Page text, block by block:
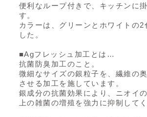
便利なループ付きで、キッチンに
す。
カラーは、グリーンとホワイトの2
した。
■Agフレッシュ加工とは…
抗菌防臭加工のこと。
微細なサイズの銀粒子を、繊維の
させる加工を施しています。
銀成分の抗菌効果により、ニオイ
上の雑菌の増殖を強力に抑制して